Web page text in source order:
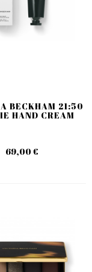
BECKHAM 21:50
HAND CREAM
69,00 €